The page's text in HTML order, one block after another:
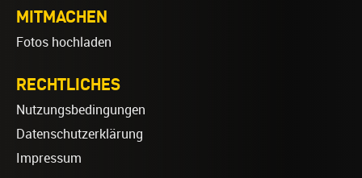
MITMACHEN
Fotos hochladen
RECHTLICHES
Nutzungsbedingungen
Datenschutzerklärung
Impressum